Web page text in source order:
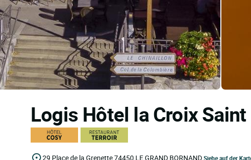
Logis Hôtel la Croix
29 Place de la Grenette74450 LE GRAND BORNANDSiehe auf der